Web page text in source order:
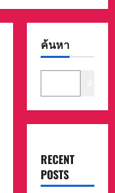
ค้นหา
RECENT
POSTS